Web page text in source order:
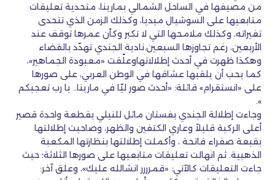
من مصيفها في الساحل الشمالي بمارينا، متحدية تعليقات
متابعيها على السوشيال ميديا، وكذلك الزمن الذي تتحدى
تغيراته، وكذلك ملامحها التي لا تكبر وكأن عمرها توقف عند
الأربعين، رغم تجاوزها السبعين.نادية الجندي تهدّد بالقضاء
وهكذا ظهرت في أحدث إطلالاتهاوعلّقت «معبودة الجماهير»،
كما يحب أن يلقبها عشاقها في الوطن العربي، على صورها
على «انستقرام» قائلة: «أحدث صور ليّا في مارينا.. يا رب تعجبكم
».
وجاءت إطلالة الجندي بفستان مائل للنيلي بقطعة واحدة قصير
أعلى الركبة قليلاً وعاري الكتفين والظهر، وصاحبت إطلالتها
بقبعة صفراء فاتحة ، وأكملت إطلالتها بنظارتها المكعبة
الذهبية. ثم انهالت تعليقات متابعيها على صورها الثلاثة؛ حيث
جاءت التعليقات كالآتي: «قمرررر انشالله عليك»، وعلق آخر: